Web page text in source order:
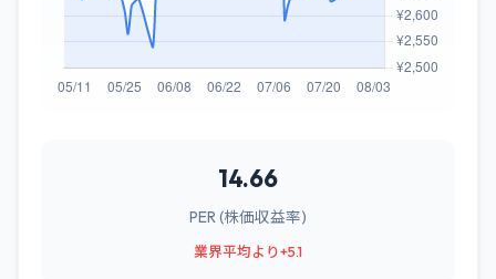
14.66
PER (株価収益率)
業界平均より+5.1